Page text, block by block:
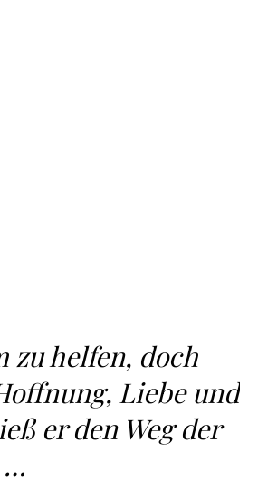
zu helfen, doch
Liebe und
er den Weg der
…